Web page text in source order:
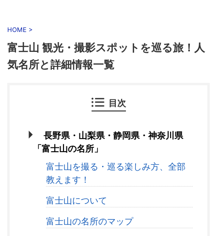
HOME >
富士山 観光・撮影スポットを巡る旅！人
気名所と詳細情報一覧
目次
長野県・山梨県・静岡県・神奈川県
「富士山の名所」
富士山を撮る・巡る楽しみ方、全部
教えます！
富士山について
富士山の名所のマップ